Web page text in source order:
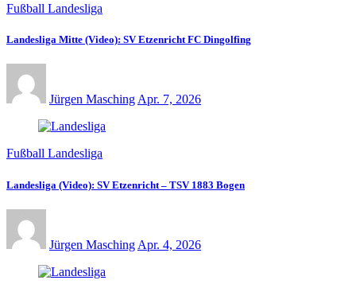
Fußball Landesliga
Landesliga Mitte (Video): SV Etzenricht FC Dingolfing
Jürgen Masching Apr. 7, 2026
Fußball Landesliga
Landesliga (Video): SV Etzenricht – TSV 1883 Bogen
Jürgen Masching Apr. 4, 2026